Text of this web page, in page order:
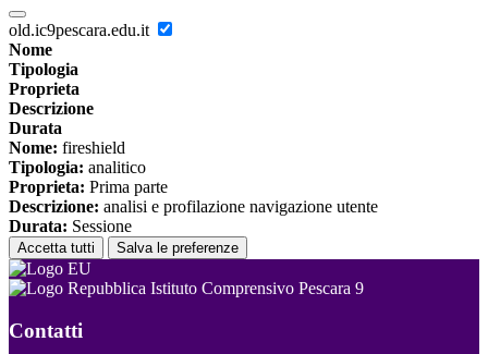
old.ic9pescara.edu.it
Nome
Tipologia
Proprieta
Descrizione
Durata
Nome: fireshield
Tipologia: analitico
Proprieta: Prima parte
Descrizione: analisi e profilazione navigazione utente
Durata: Sessione
Accetta tutti Salva le preferenze
Istituto Comprensivo Pescara 9
Contatti